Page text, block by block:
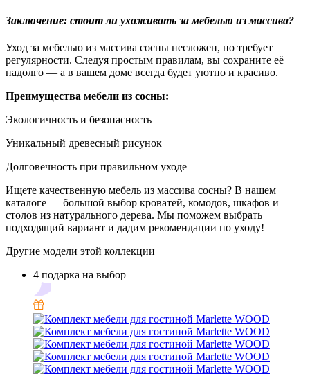
Заключение: стоит ли ухаживать за мебелью из массива?
Уход за мебелью из массива сосны несложен, но требует
регулярности. Следуя простым правилам, вы сохраните её
надолго — а в вашем доме всегда будет уютно и красиво.
Преимущества мебели из сосны:
Экологичность и безопасность
Уникальный древесный рисунок
Долговечность при правильном уходе
Ищете качественную мебель из массива сосны? В нашем
каталоге — большой выбор кроватей, комодов, шкафов и
столов из натурального дерева. Мы поможем выбрать
подходящий вариант и дадим рекомендации по уходу!
Другие модели этой коллекции
4 подарка на выбор